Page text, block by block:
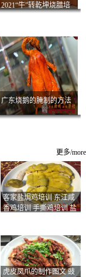
2021“牛”转乾坤烧腊培
广东烧鹅的腌制的方法
更多/more
客家盐焗鸡培训 东江咸
香鸡培训 手撕鸡培训 盐
虎皮凤爪的制作图文 豉